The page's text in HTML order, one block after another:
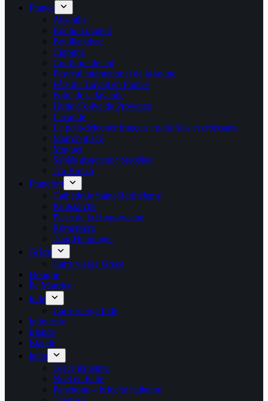
France
Absinthe
Bonbon piment
Bouillabaisse
Cigogne
Confiture de lait
Festival international de la soupe
Fête du Travail en France
Foire de la lavande
Huile d’olive de Provence
Lavande
Le petit-déjeuner français : pain frais et croissants
Marron glacé
Muguet
Sablés alsaciens : bredeles
Tro Breizh
Francfort
Cathédrale Saint-Barthélemy
Paulskirche
Place de la Hauptwache
Römerberg
Tour Henninger
Grèce
Carte vierge Grece
Hongrie
Île Maurice
Inde
Carte vierge Inde
Indonésie
Irlande
Islande
Italie
Glace italienne
Noël en Italie
Panettone – brioche italienne